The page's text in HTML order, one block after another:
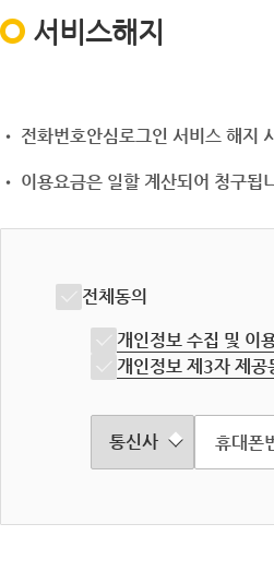
서비스해지
• 전화번호안심로그인 서비스 해지
• 이용요금은 일할 계산되어 청구
전체동의
개인정보 수집 및 이
개인정보 제3자 제공